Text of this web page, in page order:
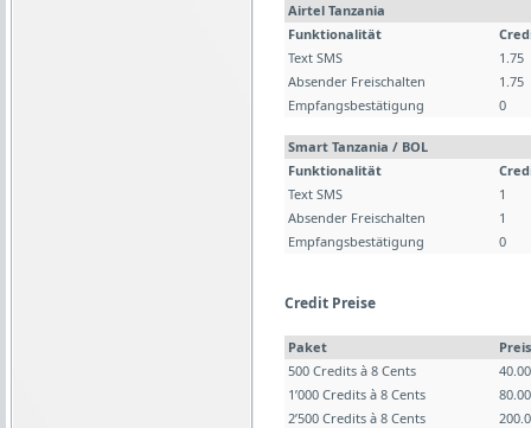
Airtel Tanzania
Funktionalität
Text SMS
1.75
Absender Freischalten
1.75
Empfangsbestätigung
0
Smart Tanzania / BOL
Funktionalität
Text SMS
1
Absender Freischalten
1
Empfangsbestätigung
0
Credit Preise
Paket
Preis
500 Credits à 8 Cents
1’000 Credits à 8 Cents
2’500 Credits à 8 Cents